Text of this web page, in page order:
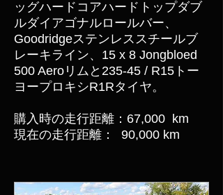
ッグハードコアハードトップダブ
ルダイアゴナルロールバー、
Goodridgeステンレススチールブ
レーキライン、15 x 8 Jongbloed
500 Aeroリムと235-45 / R15トー
ヨープロキシR1Rタイヤ。
購入時の走行距離：67,000 km
現在の走行距離：
90,000 km